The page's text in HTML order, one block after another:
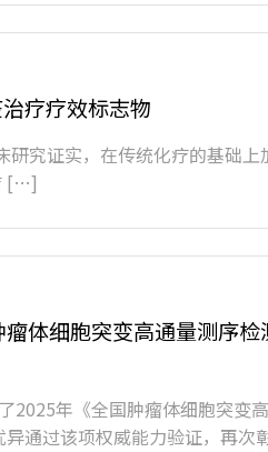
疗疗效标志物
究证实，在传统化疗的基础
[…]
体细胞突变高通量测序
2025年《全国肿瘤体细胞突变
通过该项权威能力验证，再